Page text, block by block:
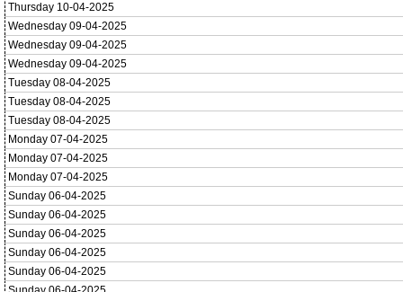
Thursday 10-04-2025
Wednesday 09-04-2025
Wednesday 09-04-2025
Wednesday 09-04-2025
Tuesday 08-04-2025
Tuesday 08-04-2025
Tuesday 08-04-2025
Monday 07-04-2025
Monday 07-04-2025
Monday 07-04-2025
Sunday 06-04-2025
Sunday 06-04-2025
Sunday 06-04-2025
Sunday 06-04-2025
Sunday 06-04-2025